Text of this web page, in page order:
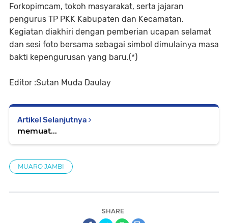
Forkopimcam, tokoh masyarakat, serta jajaran
pengurus TP PKK Kabupaten dan Kecamatan.
Kegiatan diakhiri dengan pemberian ucapan selamat
dan sesi foto bersama sebagai simbol dimulainya masa
bakti kepengurusan yang baru.(*)
Editor :Sutan Muda Daulay
Artikel Selanjutnya
memuat...
MUARO JAMBI
SHARE